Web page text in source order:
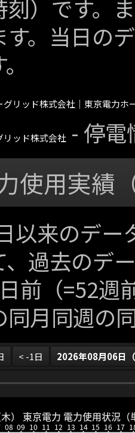
）です。
す。当日の
リッド株式会社｜東京電力ホ
リッド株式会社 - 停電
使用実績
以来のデー
、過去のデ
前（=52週
同月同週の
< -1日 2026年08月06日